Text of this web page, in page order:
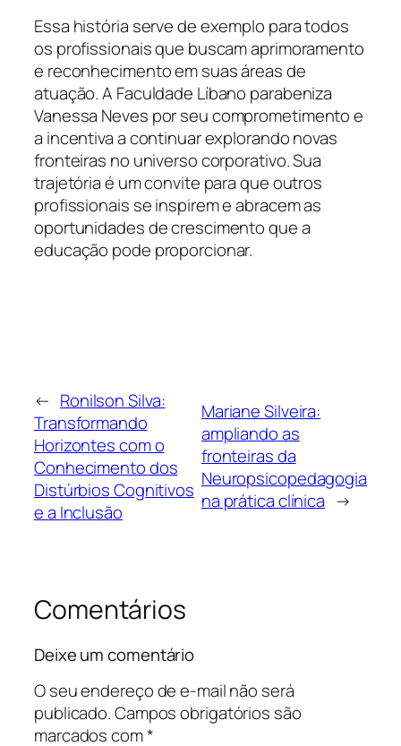
Essa história serve de exemplo para todos
os profissionais que buscam aprimoramento
e reconhecimento em suas áreas de
atuação. A Faculdade Líbano parabeniza
Vanessa Neves por seu comprometimento e
a incentiva a continuar explorando novas
fronteiras no universo corporativo. Sua
trajetória é um convite para que outros
profissionais se inspirem e abracem as
oportunidades de crescimento que a
educação pode proporcionar.
← Ronilson Silva:
Transformando
Horizontes com o
Conhecimento dos
Distúrbios Cognitivos
e a Inclusão
Mariane Silveira:
ampliando as
fronteiras da
Neuropsicopedagogia
na prática clínica →
Comentários
Deixe um comentário
O seu endereço de e-mail não será
publicado.Campos obrigatórios são
marcados com*